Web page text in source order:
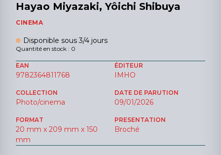
Hayao Miyazaki, Yôichi Shibuya
CINEMA
Disponible sous 3/4 jours
Quantité en stock : 0
EAN
9782364811768
ÉDITEUR
IMHO
COLLECTION
Photo/cinema
DATE DE PARUTION
09/01/2026
FORMAT
20 mm x 209 mm x 150
mm
PRESENTATION
Broché